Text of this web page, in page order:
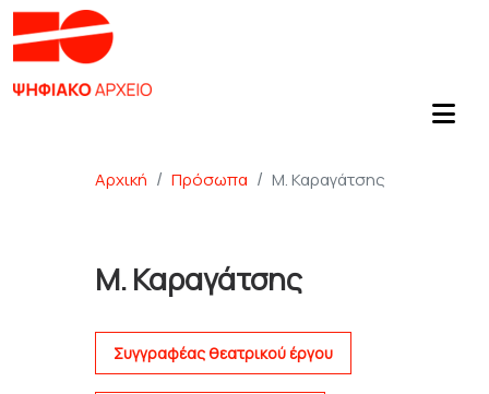
Αρχική Πρόσωπα Μ. Καραγάτσης
Μ. Καραγάτσης
Συγγραφέας θεατρικού έργου